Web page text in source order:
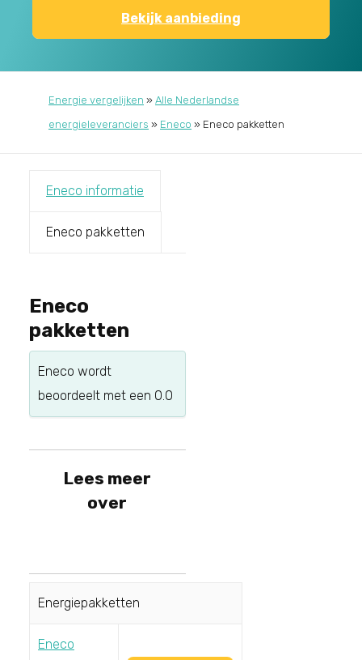
Bekijk aanbieding
Energie vergelijken » Alle Nederlandse
energieleveranciers » Eneco » Eneco pakketten
Eneco informatie
Eneco pakketten
Eneco
pakketten
Eneco wordt
beoordeelt met een 0.0
Lees meer
over
Energiepakketten
Eneco